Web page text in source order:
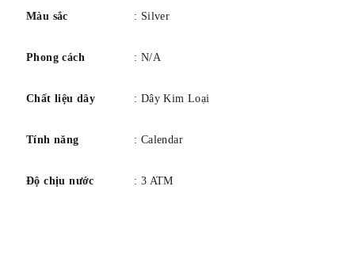
Màu sắc : Silver
Phong cách : N/A
Chất liệu dây : Dây Kim Loại
Tính năng : Calendar
Độ chịu nước : 3 ATM